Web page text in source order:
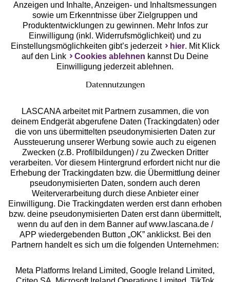
Unsere Apps
Services
Beratung
Über uns
Rechtliches
Alle Preise inkl. MwSt., zzgl.
Versandkosten
Anzeigen und Inhalte, Anzeigen- und Inhaltsmessungen
sowie um Erkenntnisse über Zielgruppen und
Produktentwicklungen zu gewinnen. Mehr Infos zur
Einwilligung (inkl. Widerrufsmöglichkeit) und zu
Einstellungsmöglichkeiten gibt’s jederzeit
hier. Mit Klick
auf den Link
Cookies ablehnen kannst Du Deine
Einwilligung jederzeit ablehnen.
Datennutzungen
LASCANA arbeitet mit Partnern zusammen, die von
deinem Endgerät abgerufene Daten (Trackingdaten) oder
die von uns übermittelten pseudonymisierten Daten zur
Aussteuerung unserer Werbung sowie auch zu eigenen
Zwecken (z.B. Profilbildungen) / zu Zwecken Dritter
verarbeiten. Vor diesem Hintergrund erfordert nicht nur die
Erhebung der Trackingdaten bzw. die Übermittlung deiner
pseudonymisierten Daten, sondern auch deren
Weiterverarbeitung durch diese Anbieter einer
Einwilligung. Die Trackingdaten werden erst dann erhoben
bzw. deine pseudonymisierten Daten erst dann übermittelt,
wenn du auf den in dem Banner auf www.lascana.de /
APP wiedergebenden Button „OK” anklickst. Bei den
Partnern handelt es sich um die folgenden Unternehmen:
Meta Platforms Ireland Limited, Google Ireland Limited,